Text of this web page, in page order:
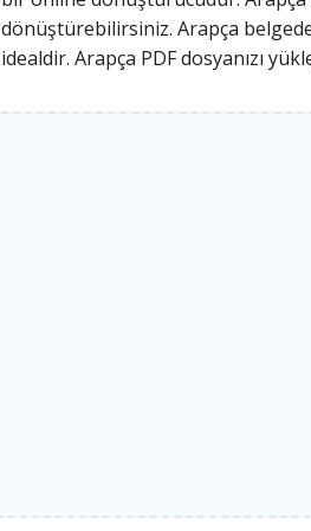
dönüştürebilirsiniz. Arapça
idealdir. Arapça PDF dosyanızı